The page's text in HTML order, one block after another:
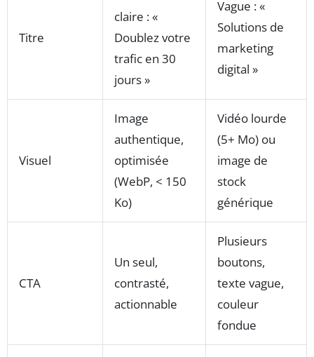
Titre
claire : «
Doublez votre
trafic en 30
jours »
Vague : «
Solutions de
marketing
digital »
Visuel
Image
authentique,
optimisée
(WebP, < 150
Ko)
Vidéo lourde
(5+ Mo) ou
image de
stock
générique
CTA
Un seul,
contrasté,
actionnable
Plusieurs
boutons,
texte vague,
couleur
fondue